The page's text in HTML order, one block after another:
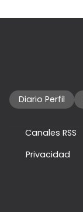
Diario Perfil
Canales RSS
Privacidad